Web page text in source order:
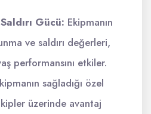
Gücü: Ekipmanın
ve saldırı değerleri,
performansını etkiler.
sağladığı özel
üzerinde avantaj